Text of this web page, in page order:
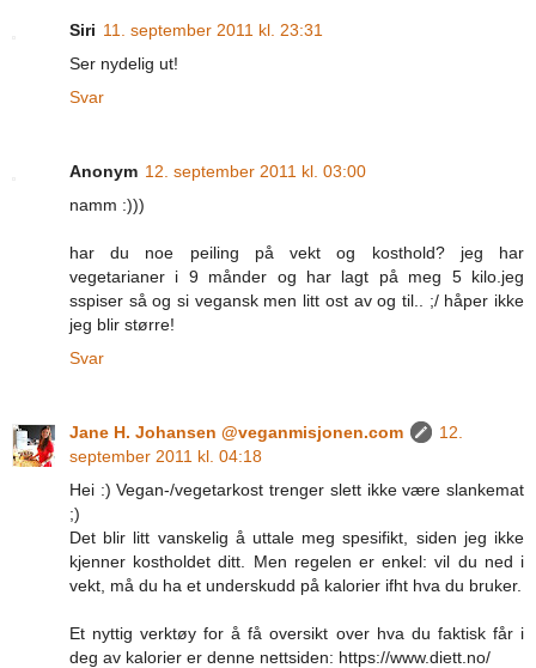
Siri 11. september 2011 kl. 23:31
Ser nydelig ut!
Svar
Anonym 12. september 2011 kl. 03:00
namm :)))
har du noe peiling på vekt og kosthold? jeg har
vegetarianer i 9 månder og har lagt på meg 5 kilo.jeg
sspiser så og si vegansk men litt ost av og til.. ;/ håper ikke
jeg blir større!
Svar
Jane H. Johansen @veganmisjonen.com
12.
september 2011 kl. 04:18
Hei :) Vegan-/vegetarkost trenger slett ikke være slankemat
;)
Det blir litt vanskelig å uttale meg spesifikt, siden jeg ikke
kjenner kostholdet ditt. Men regelen er enkel: vil du ned i
vekt, må du ha et underskudd på kalorier ifht hva du bruker.
Et nyttig verktøy for å få oversikt over hva du faktisk får i
deg av kalorier er denne nettsiden: https://www.diett.no/